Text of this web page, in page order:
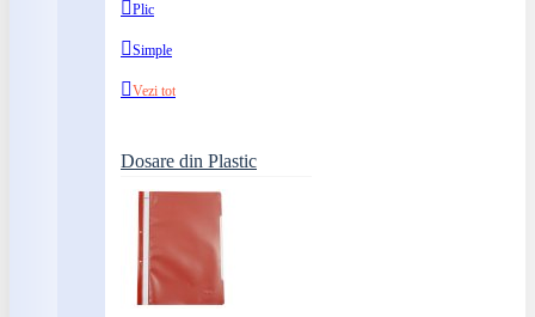
Plic
Simple
Vezi tot
Dosare din Plastic